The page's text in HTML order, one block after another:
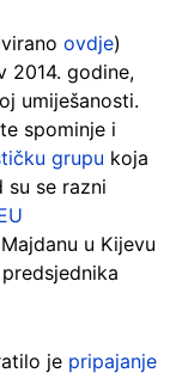
ovdje)
2014. godine,
umiješanosti.
spominje i
grupu koja
su se razni
u Kijevu
je pripajanje